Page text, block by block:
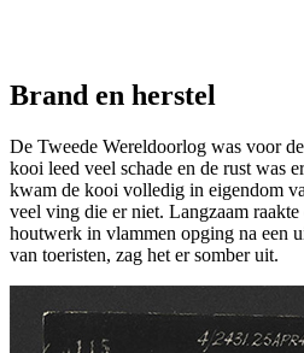
Brand en herstel
De Tweede Wereldoorlog was voor
kooi leed veel schade en de rust was
kwam de kooi volledig in eigendom
veel ving die er niet. Langzaam
houtwerk in vlammen opging na een
van toeristen, zag het er somber uit.